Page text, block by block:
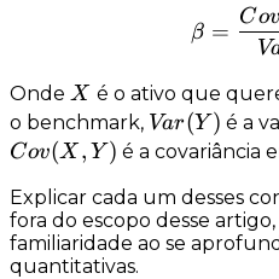
β =
Cov
Onde X
X é o ativo que
o benchmark, Var(Y)
Var(Y ) é a
Cov(X , Y ) é a covariância
Explicar cada um desses
fora do escopo desse
familiaridade ao se
quantitativas.